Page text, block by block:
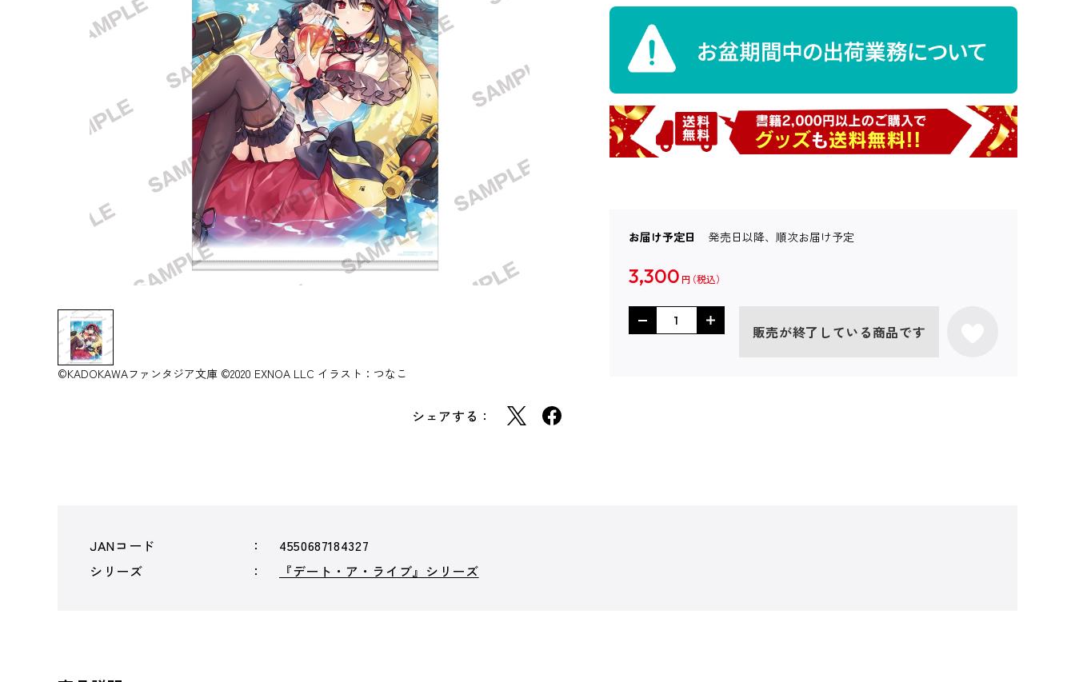
©KADOKAWAファンタジア文庫 ©2020 EXNOA LLC イラスト：つなこ
シェアする：
お届け予定日 発売日以降、順次お届け予定
3,300 円
販売が終了している商品です
JANコード
4550687184327
シリーズ
『デート・ア・ライブ』シリーズ